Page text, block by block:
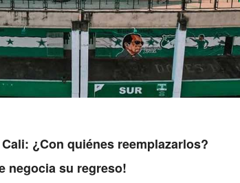
¿Con quiénes reemplazarlos?
negocia su regreso!